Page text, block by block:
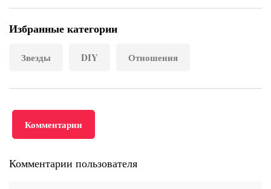
Избранные категории
Звезды DIY Отношения
Комментарии
Комментарии пользователя